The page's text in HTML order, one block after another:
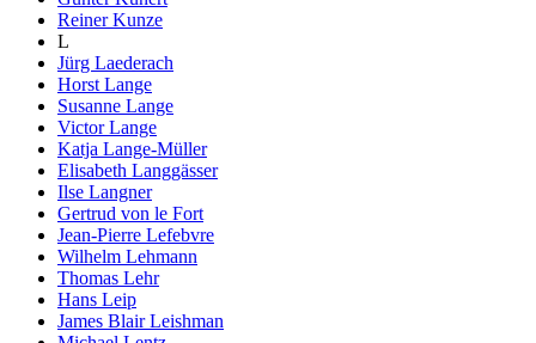
Reiner Kunze
L
Jürg Laederach
Horst Lange
Susanne Lange
Victor Lange
Katja Lange-Müller
Elisabeth Langgässer
Ilse Langner
Gertrud von le Fort
Jean-Pierre Lefebvre
Wilhelm Lehmann
Thomas Lehr
Hans Leip
James Blair Leishman